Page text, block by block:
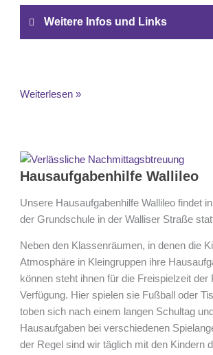
Weitere Infos und Links
Weiterlesen »
Hausaufgabenhilfe Wallileo
Unsere Hausaufgabenhilfe Wallileo findet
der Grundschule in der Walliser Straße
Neben den Klassenräumen, in denen die
Atmosphäre in Kleingruppen ihre
können steht ihnen für die Freispielzeit der
Verfügung. Hier spielen sie Fußball oder
toben sich nach einem langen Schultag
Hausaufgaben bei verschiedenen
der Regel sind wir täglich mit den Kindern
Wallileo